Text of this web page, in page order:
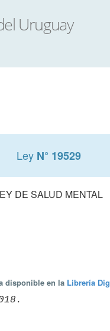
Ley N° 19529
DE SALUD MENTAL
disponible en la Librería